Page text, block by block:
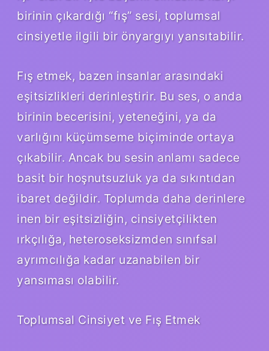
birinin çıkardığı “fış” sesi, toplumsal
cinsiyetle ilgili bir önyargıyı yansıtabilir.
Fış etmek, bazen insanlar arasındaki
eşitsizlikleri derinleştirir. Bu ses, o anda
birinin becerisini, yeteneğini, ya da
varlığını küçümseme biçiminde ortaya
çıkabilir. Ancak bu sesin anlamı sadece
basit bir hoşnutsuzluk ya da sıkıntıdan
ibaret değildir. Toplumda daha derinlere
inen bir eşitsizliğin, cinsiyetçilikten
ırkçılığa, heteroseksizmden sınıfsal
ayrımcılığa kadar uzanabilen bir
yansıması olabilir.
Toplumsal Cinsiyet ve Fış Etmek